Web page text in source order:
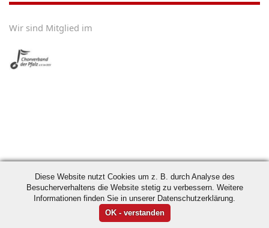
Wir sind Mitglied im
Diese Website nutzt Cookies um z. B. durch Analyse des
Besucherverhaltens die Website stetig zu verbessern. Weitere
Informationen finden Sie in unserer Datenschutzerklärung.